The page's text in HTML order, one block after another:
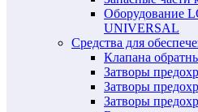
Оборудование
UNIVERSAL
Средства для
Клапана
Затворы
Затворы
Затворы